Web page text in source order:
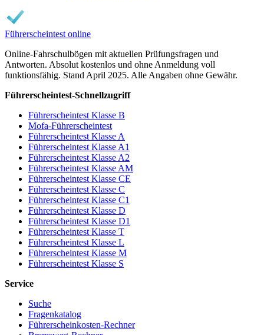
Führerscheintest online
Online-Fahrschulbögen mit aktuellen Prüfungsfragen und
Antworten. Absolut kostenlos und ohne Anmeldung voll
funktionsfähig. Stand April 2025. Alle Angaben ohne Gewähr.
Führerscheintest-Schnellzugriff
Führerscheintest Klasse B
Mofa-Führerscheintest
Führerscheintest Klasse A
Führerscheintest Klasse A1
Führerscheintest Klasse A2
Führerscheintest Klasse AM
Führerscheintest Klasse CE
Führerscheintest Klasse C
Führerscheintest Klasse C1
Führerscheintest Klasse D
Führerscheintest Klasse D1
Führerscheintest Klasse T
Führerscheintest Klasse L
Führerscheintest Klasse M
Führerscheintest Klasse S
Service
Suche
Fragenkatalog
Führerscheinkosten-Rechner